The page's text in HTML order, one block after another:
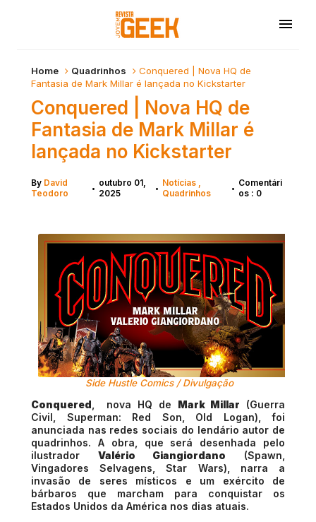
Home Quadrinhos
Conquered | Nova HQ de
Fantasia de Mark Millar é lançada no Kickstarter
Conquered | Nova HQ de
Fantasia de Mark Millar é
lançada no Kickstarter
By David
Teodoro
• outubro 01,
2025
• Notícias
Quadrinhos
• Comentári
os : 0
Side Hustle Comics / Divulgação
Conquered , nova HQ de Mark Millar (Guerra
Civil, Superman: Red Son, Old Logan), foi
anunciada nas redes sociais do lendário autor de
quadrinhos. A obra, que será desenhada pelo
ilustrador Valério Giangiordano (Spawn,
Vingadores Selvagens, Star Wars), narra a
invasão de seres místicos e um exército de
bárbaros que marcham para conquistar os
Estados Unidos da América nos dias atuais.